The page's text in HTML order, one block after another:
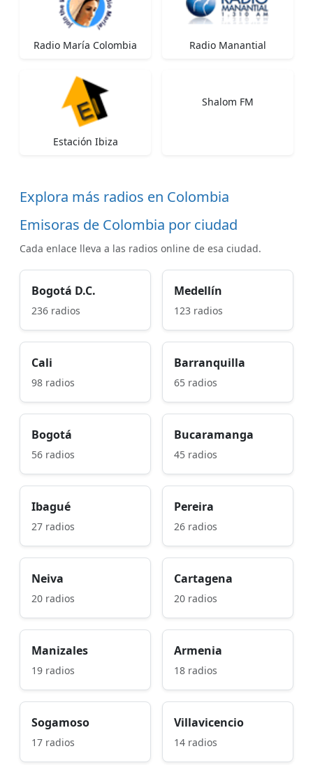
Radio María Colombia Radio Manantial
Estación Ibiza
Shalom FM
Explora más radios en Colombia
Emisoras de Colombia por ciudad
Cada enlace lleva a las radios online de esa ciudad.
Bogotá D.C.
236 radios
Medellín
123 radios
Cali
98 radios
Barranquilla
65 radios
Bogotá
56 radios
Bucaramanga
45 radios
Ibagué
27 radios
Pereira
26 radios
Neiva
20 radios
Cartagena
20 radios
Manizales
19 radios
Armenia
18 radios
Sogamoso
17 radios
Villavicencio
14 radios